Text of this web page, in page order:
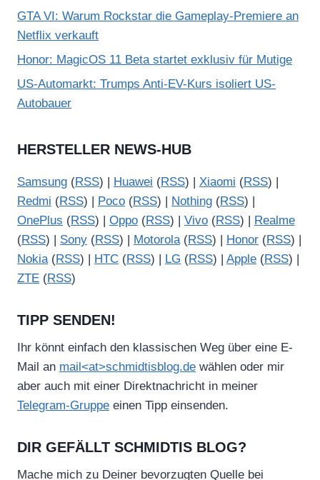
GTA VI: Warum Rockstar die Gameplay-Premiere an
Netflix verkauft
Honor: MagicOS 11 Beta startet exklusiv für Mutige
US-Automarkt: Trumps Anti-EV-Kurs isoliert US-
Autobauer
HERSTELLER NEWS-HUB
Samsung (RSS) | Huawei (RSS) | Xiaomi (RSS) |
Redmi (RSS) | Poco (RSS) | Nothing (RSS) |
OnePlus (RSS) | Oppo (RSS) | Vivo (RSS) |
Realme
(RSS) | Sony (RSS) | Motorola(RSS) | Honor (RSS) |
Nokia(RSS) | HTC (RSS) | LG (RSS) | Apple (RSS) |
ZTE (RSS)
TIPP SENDEN!
Ihr könnt einfach den klassischen Weg über eine E-
Mail an mail<at>schmidtisblog.de wählen oder mir
aber auch mit einer Direktnachricht in meiner
Telegram-Gruppe einen Tipp einsenden.
DIR GEFÄLLT SCHMIDTIS BLOG?
Mache mich zu Deiner bevorzugten Quelle bei